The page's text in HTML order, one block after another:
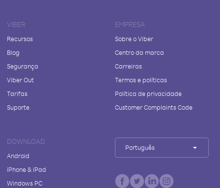
VIBER
Recursos
Blog
Segurança
Viber Out
Tarifas
Suporte
EMPRESA
Sobre o Viber
Centro da marca
Carreiras
Termos e políticas
Política de privacidade
Customer Complaints Code
DOWNLOAD
Android
iPhone & iPad
Windows PC
Português